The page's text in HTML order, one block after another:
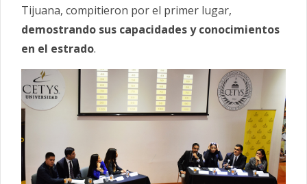
Tijuana, compitieron por el primer lugar,
demostrando sus capacidades y conocimientos
en el estrado.